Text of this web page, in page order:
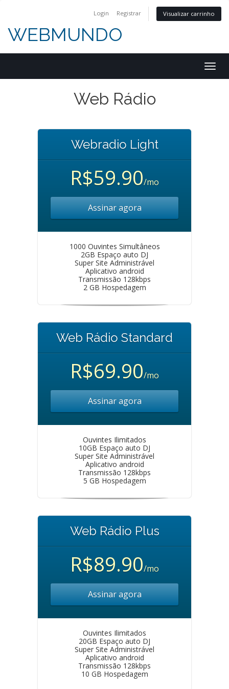
Login Registrar Visualizar carrinho
WEBMUNDO
Web Rádio
Webradio Light
R$59.90/mo
Assinar agora
1000 Ouvintes Simultâneos
2GB Espaço auto DJ
Super Site Administrável
Aplicativo android
Transmissão 128kbps
2 GB Hospedagem
Web Rádio Standard
R$69.90/mo
Assinar agora
Ouvintes Ilimitados
10GB Espaço auto DJ
Super Site Administrável
Aplicativo android
Transmissão 128kbps
5 GB Hospedagem
Web Rádio Plus
R$89.90/mo
Assinar agora
Ouvintes Ilimitados
20GB Espaço auto DJ
Super Site Administrável
Aplicativo android
Transmissão 128kbps
10 GB Hospedagem